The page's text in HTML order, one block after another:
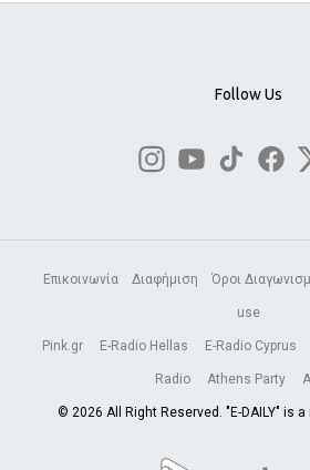
Follow Us
Επικοινωνία Διαφήμιση Όροι
use
Pink.gr E-Radio Hellas E-Radio Cyprus
Radio Athens Party
© 2026 All Right Reserved. "E-DAILY" is